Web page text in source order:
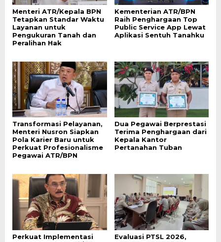
Menteri ATR/Kepala BPN
Tetapkan Standar Waktu
Layanan untuk
Pengukuran Tanah dan
Peralihan Hak
Kementerian ATR/BPN
Raih Penghargaan Top
Public Service App Lewat
Aplikasi Sentuh Tanahku
Transformasi Pelayanan,
Menteri Nusron Siapkan
Pola Karier Baru untuk
Perkuat Profesionalisme
Pegawai ATR/BPN
Dua Pegawai Berprestasi
Terima Penghargaan dari
Kepala Kantor
Pertanahan Tuban
Perkuat Implementasi
Evaluasi PTSL 2026,